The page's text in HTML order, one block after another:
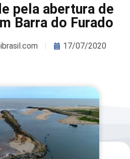
pela abertura de
Barra do Furado
17/07/2020